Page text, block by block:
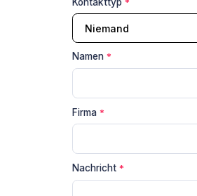
Namen*
Firma*
Nachricht*